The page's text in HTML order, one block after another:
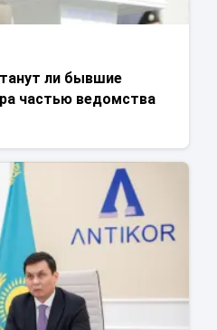
ли бывшие
частью ведомства